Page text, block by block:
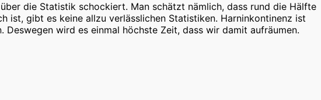
die Statistik schockiert. Man schätzt nämlich, dass rund die Hälfte
ist, gibt es keine allzu verlässlichen Statistiken. Harninkontinenz ist
wird es einmal höchste Zeit, dass wir damit aufräumen.